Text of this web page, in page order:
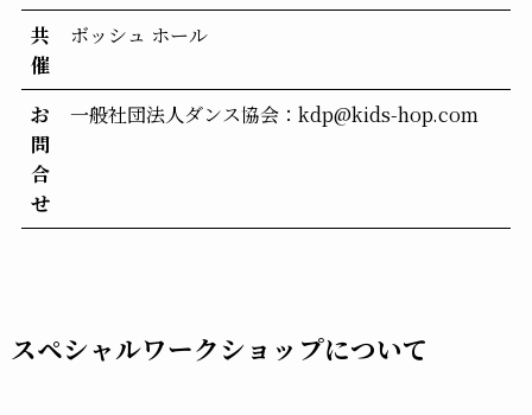
共
催
ボッシュ ホール
お
問
合
せ
一般社団法人ダンス協会：kdp@kids-hop.com
スペシャルワークショップについて